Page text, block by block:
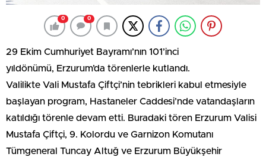
0 0
29 Ekim Cumhuriyet Bayramı’nın 101’inci
yıldönümü, Erzurum’da törenlerle kutlandı.
Valilikte Vali Mustafa Çiftçi’nin tebrikleri kabul etmesiyle
başlayan program, Hastaneler Caddesi’nde vatandaşların
katıldığı törenle devam etti. Buradaki tören Erzurum Valisi
Mustafa Çiftçi, 9. Kolordu ve Garnizon Komutanı
Tümgeneral Tuncay Altuğ ve Erzurum Büyükşehir